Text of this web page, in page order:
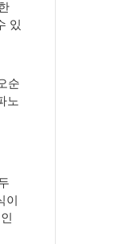
있
순
노
이